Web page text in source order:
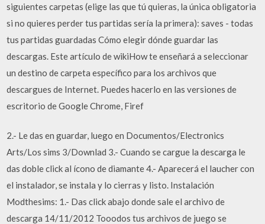
siguientes carpetas (elige las que tú quieras, la única obligatoria
si no quieres perder tus partidas sería la primera): saves - todas
tus partidas guardadas Cómo elegir dónde guardar las
descargas. Este artículo de wikiHow te enseñará a seleccionar
un destino de carpeta específico para los archivos que
descargues de Internet. Puedes hacerlo en las versiones de
escritorio de Google Chrome, Firef
2.- Le das en guardar, luego en Documentos/Electronics
Arts/Los sims 3/Downlad 3.- Cuando se cargue la descarga le
das doble click al ícono de diamante 4.- Aparecerá el laucher con
el instalador, se instala y lo cierras y listo. Instalación
Modthesims: 1.- Das click abajo donde sale el archivo de
descarga 14/11/2012 Tooodos tus archivos de juego se